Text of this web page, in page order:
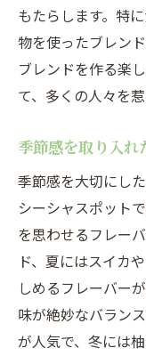
もたらします。特
物を使ったブレン
ブレンドを作る楽
て、多くの人々を
季節感を取り入れ
季節感を大切にし
シーシャスポット
を思わせるフレー
ド、夏にはスイカ
しめるフレーバー
味が絶妙なバラン
が人気で、冬には